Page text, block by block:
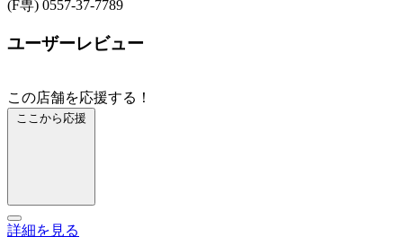
(F専) 0557-37-7789
ユーザーレビュー
この店舗を応援する！
ここから応援
詳細を見る